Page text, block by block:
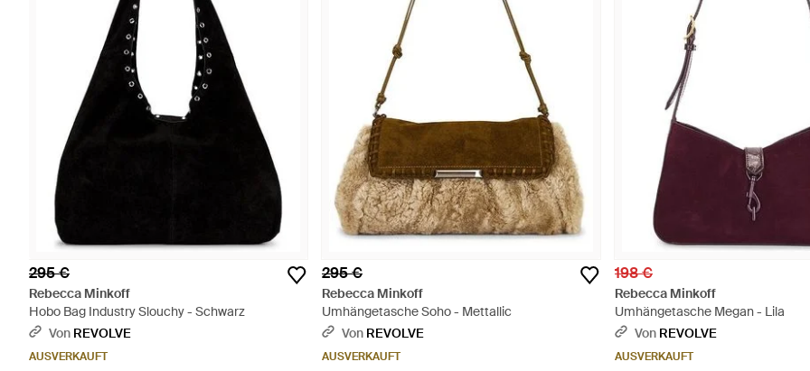
295 €
Rebecca Minkoff
Hobo Bag Industry Slouchy - Schwarz
Von REVOLVE
AUSVERKAUFT
295 €
Rebecca Minkoff
Umhängetasche Soho - Mettallic
Von REVOLVE
AUSVERKAUFT
198 €
Rebecca Minkoff
Umhängetasche Megan - Lila
Von REVOLVE
AUSVERKAUFT